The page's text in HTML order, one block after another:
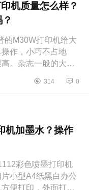
机质量怎么样？
的M30W打印机给大
作，小巧不占地
。杂志一般的大
式功能，连上
314 0
机加墨水？操作
彩色喷墨打印机
小型A4纸黑白办公
便打印，外面打印